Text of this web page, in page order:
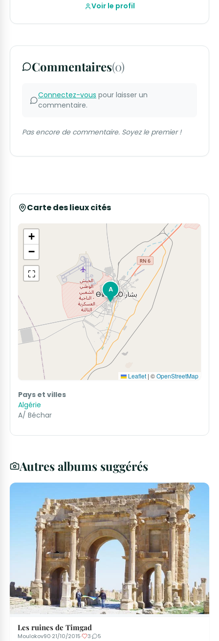
Voir le profil
Commentaires(0)
Connectez-vous pour laisser un
commentaire.
Pas encore de commentaire. Soyez le premier !
Carte des lieux cités
A
+
−
⛶
Leaflet | ©OpenStreetMap
Pays et villes
Algérie
A/ Béchar
Autres albums suggérés
Les ruines de Timgad
Moulokov90·21/10/2015· 3· 5